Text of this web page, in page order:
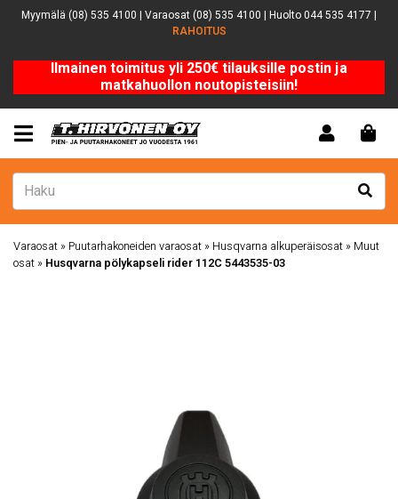
Myymälä (08) 535 4100 | Varaosat (08) 535 4100 | Huolto 044 535 4177 |
RAHOITUS
Ilmainen toimitus yli 250€ tilauksille postin ja
matkahuollon noutopisteisiin!
Varaosat » Puutarhakoneiden varaosat » Husqvarna alkuperäisosat » Muut
osat » Husqvarna pölykapseli rider 112C 5443535-03